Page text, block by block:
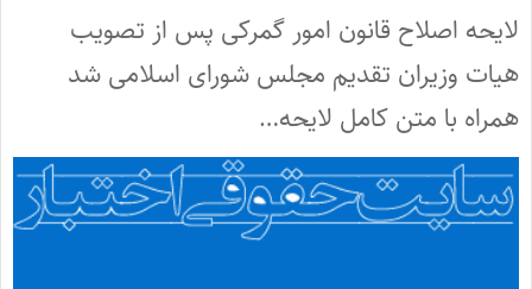
لایحه اصلاح قانون امور گمرکی پس از تصویب
هیات وزیران تقدیم مجلس شورای اسلامی شد
همراه با متن کامل لایحه…